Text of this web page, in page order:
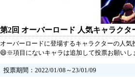
第2回 オーバーロード 人気キャラクタ
オーバーロードに登場するキャラクターの人気
😄※項目にないキャラは追加して投票お願いし
投票期間：2022/01/08～23/01/09